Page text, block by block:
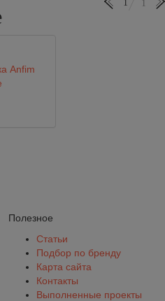
1 1
Anfim
Полезное
Статьи
Подбор по бренду
Карта сайта
Контакты
Выполненные проекты